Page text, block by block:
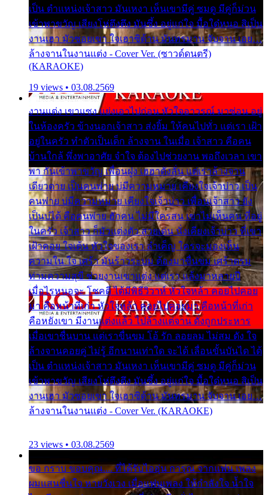
เป็น ตำแหน่งเจ้าสาว มันเหงา เห็นเขามีคู่ ซมดู มีคู่ก็ม่วน
เข้าพาขวัญ เสียงโห่ตึงตึง มันซึ้ง อยู่แก่ใจ มื้อใด๋หนอ สิเป็น
งานเฮา มัวซอยเขา ใจเฮาซิด้าน มันทรมาน จับจาน เอย…
ล้างจานในงานแต่ง - Cover Ver. (ซาวด์ดนตรี)
(KARAOKE)
19 views • 03.08.2569
งานแต่ง เขาแซง แย่งเอาไปก่อน หัวใจอาวรณ์ มาซ่อน อยู่
ในห้องครัว ข้างนอกเจ้าสาว ส่งยิ้ม ให้คนไปทั่ว แต่เรา เฝ้า
อยู่ในครัว ทำตัวเป็นเด็ก ล้างจาน ในเมื่อ เจ้าสาว คือคน
บ้านใกล้ พึ่งพาอาศัย จำใจ ต้องไปช่วยงาน พอถึงเวลา เขา
พา กันเข้าพาขวัญ เพื่อนฝูง เฮฮาดังลั่น แต่เราล้างจาน
เดียวดาย เป็นคนพ่าย บ่มีความหมาย เคียงใจเจ้าบ่าว เป็น
คนพ่าย บ่มีความหมาย เคียงใจเจ้าบ่าว เพื่อนเจ้าสาว ยัง
เป็นบ่ได้ คือคนพ่าย ฮักคน ไม่มีใครสน เขาไม่เห็นคน ที่อยู่
ในครัว เจ้าสาว ก็มัวแต่งตัว สวยเด่น นั่งเคียงเจ้าบ่าว ที่เขา
เฝ้าคอย ใจเต้น หัวใจของเรา ลำเค็ญ ใครจะมองเห็น
ความใน ใจ เศร้า มันร้าวระบม ต้องมาขื่นขม เศร้าตรม
ท่ามความสุขี ช่วยงานเขาแต่ง แต่เรา แล้งมาหลายปี
เมื่อไรหนอจะ โชคดี ได้มีพิธีวิวาห์ หัวใจหล้า คอยไปคอย
มา คือหน้าที่เก่า หัวใจหล้า คอยไปคอยมา คือหน้าที่เก่า
คือหยังเขา มีงานแต่งแล้ว ไปล้างแต่จาน ดั่งถูกประหาร
เมื่อเขาชื่นบาน แต่เราขื่นขม โอ้ รัก ลอยลม ไม่สม ดัง ใจ
ล้างจานคอยคู่ ไม่รู้ อีกนานเท่าใด จะได้ เลื่อนขั้นบันได ได้
เป็น ตำแหน่งเจ้าสาว มันเหงา เห็นเขามีคู่ ซมดู มีคู่ก็ม่วน
เข้าพาขวัญ เสียงโห่ตึงตึง มันซึ้ง อยู่แก่ใจ มื้อใด๋หนอ สิเป็น
งานเฮา มัวซอยเขา ใจเฮาซิด้าน มันทรมาน จับจาน เอย…
ล้างจานในงานแต่ง - Cover Ver. (KARAOKE)
23 views • 03.08.2569
ขอ กราบ ขอบคุณ.... ที่ได้รับไออุ่น การุณ จากแฟน เพลง
ผมแสนชื่นใจ หายวังเวง เมื่อแฟนเพลง ให้กำลังใจ น้ำใจ